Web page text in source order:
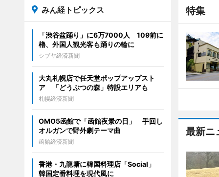
特集
最新ニ
みん経トピックス
「渋谷盆踊り」に6万7000人 109前に
櫓、外国人観光客も踊りの輪に
シブヤ経済新聞
大丸札幌店で任天堂ポップアップスト
ア 「どうぶつの森」特設エリアも
札幌経済新聞
OMO5函館で「函館夜景の日」 手回し
オルガンで野外劇テーマ曲
函館経済新聞
香港・九龍塘に韓国料理店「Social」
韓国定番料理を現代風に